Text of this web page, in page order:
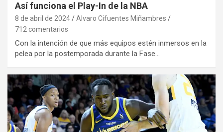
Así funciona el Play-In de la NBA
8 de abril de 2024
Alvaro Cifuentes Miñambres
712 comentarios
Con la intención de que más equipos estén inmersos en la
pelea por la postemporada durante la Fase…